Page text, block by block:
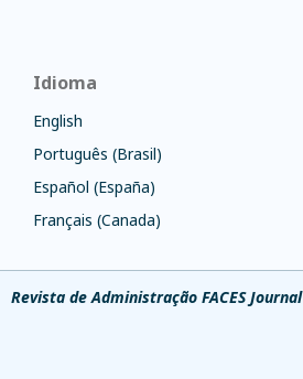
Idioma
English
Português (Brasil)
Español (España)
Français (Canada)
Revista de Administração FACES Journal